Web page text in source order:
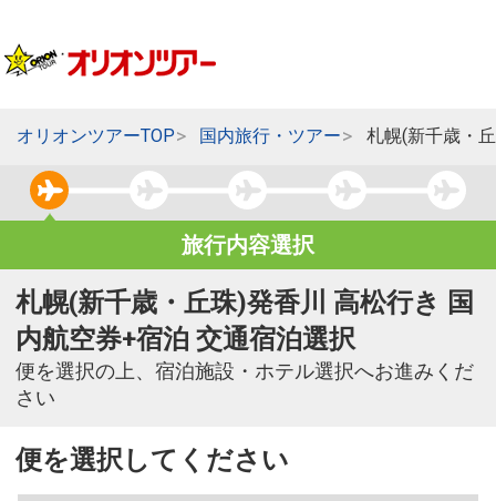
オリオンツアーTOP 国内旅行・ツアー 札幌(新千歳・
旅行内容選択
札幌(新千歳・丘珠)発香川 高松行き 国
内航空券+宿泊 交通宿泊選択
便を選択の上、宿泊施設・ホテル選択へお進みくだ
さい
便を選択してください